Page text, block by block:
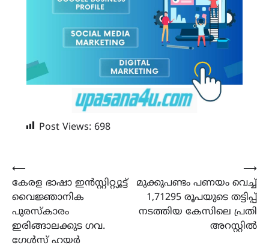
Post Views: 698
Post
navigation
⟵
കേരള ഭാഷാ ഇൻസ്റ്റിറ്റ്യൂട്ട്
വൈജ്ഞാനിക
പുരസ്കാരം
ഇരിങ്ങാലക്കുട ഗവ.
ഗേൾസ് ഹയർ
മുക്കുപണ്ടം പണയം വെച്ച്
1,71295 രൂപയുടെ തട്ടിപ്പ്
നടത്തിയ കേസിലെ പ്രതി
അറസ്റ്റിൽ
⟶